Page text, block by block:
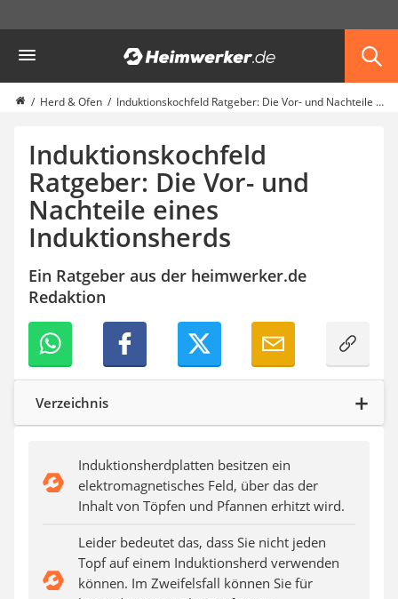
Möbel & Einrichtung
Daunenkissen
Wäscheständer
Spülrandloses WC
Heizdecke
Daunendecken
Backofen
HiFi-Lautsprecher
Samsung-Waschmaschine
Decke mit Ärmeln
4K-Beamer
Schraubendreher-Set
Sägekettenschärfgerät
Geschirrspüler 45 cm
Fußsack
Steckdosenradio
Seilwinde
Absauganlage
Herd & Ofen Induktionskochfeld Ratgeber: Die Vor- und Nachteile eines Induktionsherds
Induktionskochfeld
Ratgeber: Die Vor- und
Nachteile eines
Induktionsherds
Ein Ratgeber aus der heimwerker.de
Redaktion
Verzeichnis
Induktionsherdplatten besitzen ein
elektromagnetisches Feld, über das der
Inhalt von Töpfen und Pfannen erhitzt wird.
Leider bedeutet das, dass Sie nicht jeden
Topf auf einem Induktionsherd verwenden
können. Im Zweifelsfall können Sie für